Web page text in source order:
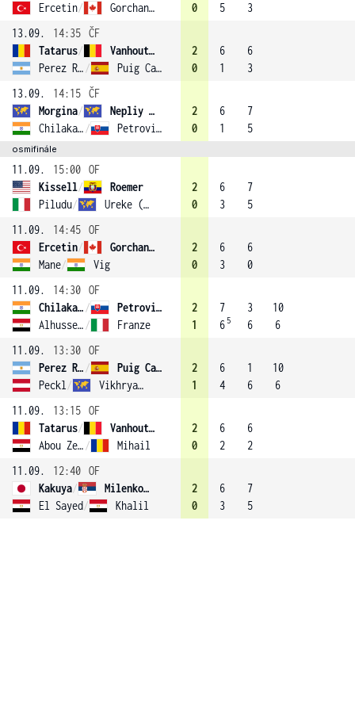
Ercetin/ Gorchanyuk
0
5
3
13.09.
14:35 ČF
Tatarus/
Vanhoutte
Perez Rojas / Puig Caballero
2
0
6
1
6
3
13.09.
14:15 ČF
Morgina/
Nepliy (2)
Chilakalapudi / Petrovicka
2
0
6
1
7
5
osmifinále
11.09. 15:00 OF
Kissell/
Roemer
Piludu/ Ureke (4)
2
0
6
3
7
5
11.09.
14:45 OF
Ercetin/
Gorchanyuk
Mane/ Vig
2
0
6
3
6
0
11.09.
14:30 OF
Chilakalapudi /
Petrovicka
Alhussein Abdel Aziz / Franze
2
1
7
6 5
3
6
10
6
11.09.
13:30 OF
Perez Rojas /
Puig Caballero
Peckl / Vikhryanova
2
1
6
4
1
6
10
6
11.09.
13:15 OF
Tatarus/
Vanhoutte
Abou Zekri / Mihail
2
0
6
2
6
2
11.09.
12:40 OF
Kakuya/
Milenkovic
El Sayed/ Khalil
2
0
6
3
7
5